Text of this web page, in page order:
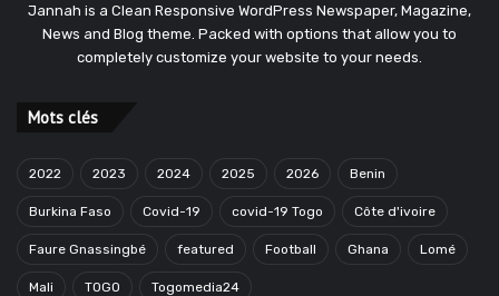
Jannah is a Clean Responsive WordPress Newspaper, Magazine,
News and Blog theme. Packed with options that allow you to
completely customize your website to your needs.
Mots clés
2022 2023 2024 2025 2026 Benin
Burkina Faso Covid-19 covid-19 Togo Côte d'ivoire
Faure Gnassingbé featured Football Ghana Lomé
Mali TOGO Togomedia24